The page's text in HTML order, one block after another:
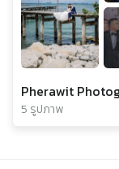
Pherawit
5 รูปภาพ